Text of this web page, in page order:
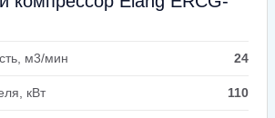
м3/мин 24
кВт 110